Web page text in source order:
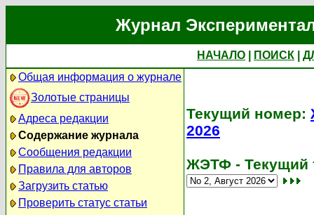
Журнал
НАЧАЛО ПОИСК
Общая информация о журнале
Золотые страницы
Адреса редакции
Содержание журнала
Сообщения редакции
Правила для авторов
Загрузить статью
Проверить статус статьи
Текущий номер:
2026
ЖЭТФ - Текущий